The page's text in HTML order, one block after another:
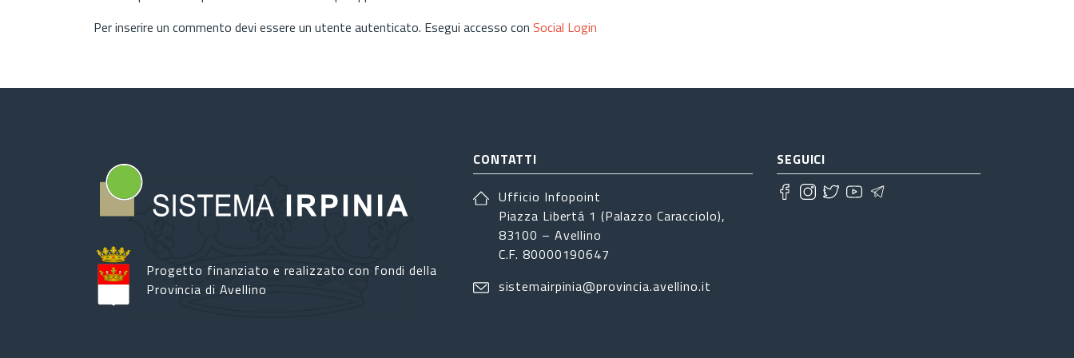
Per inserire un commento devi essere un utente autenticato. Esegui accesso con Social Login
Progetto finanziato e realizzato con fondi della
Provincia di Avellino
CONTATTI
Ufficio Infopoint
Piazza Libertá 1 (Palazzo Caracciolo),
83100 – Avellino
C.F. 80000190647
sistemairpinia@provincia.avellino.it
SEGUICI